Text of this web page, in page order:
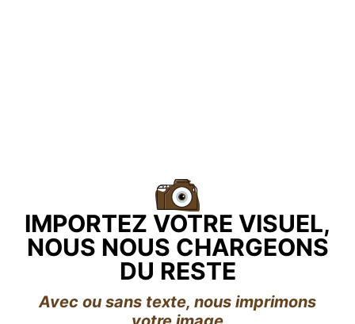
IMPORTEZ VOTRE VISUEL,
NOUS NOUS CHARGEONS
DU RESTE
Avec ou sans texte, nous imprimons